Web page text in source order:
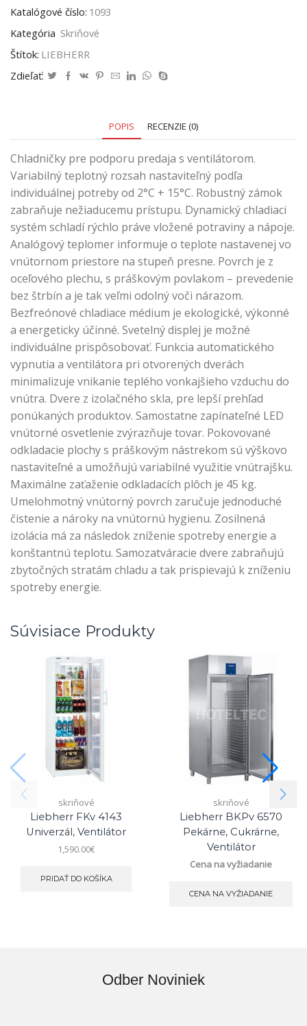
Katalógové číslo: 1093
Kategória Skriňové
Štítok: LIEBHERR
Zdieľať:
POPIS RECENZIE (0)
Chladničky pre podporu predaja s ventilátorom.
Variabilný teplotný rozsah nastaviteľný podľa
individuálnej potreby od 2°C + 15°C. Robustný zámok
zabraňuje nežiaducemu prístupu. Dynamický chladiaci
systém schladí rýchlo práve vložené potraviny a nápoje.
Analógový teplomer informuje o teplote nastavenej vo
vnútornom priestore na stupeň presne. Povrch je z
oceľového plechu, s práškovým povlakom – prevedenie
bez štrbín a je tak veľmi odolný voči nárazom.
Bezfreónové chladiace médium je ekologické, výkonné
a energeticky účinné. Svetelný displej je možné
individuálne prispôsobovať. Funkcia automatického
vypnutia a ventilátora pri otvorených dverách
minimalizuje vnikanie teplého vonkajšieho vzduchu do
vnútra. Dvere z izolačného skla, pre lepší prehľad
ponúkaných produktov. Samostatne zapínateľné LED
vnútorné osvetlenie zvýrazňuje tovar. Pokovované
odkladacie plochy s práškovým nástrekom sú výškovo
nastaviteľné a umožňujú variabilné využitie vnútrajšku.
Maximálne zaťaženie odkladacích plôch je 45 kg.
Umelohmotný vnútorný povrch zaručuje jednoduché
čistenie a nároky na vnútornú hygienu. Zosilnená
izolácia má za následok zníženie spotreby energie a
konštantnú teplotu. Samozatváracie dvere zabraňujú
zbytočných stratám chladu a tak prispievajú k zníženiu
spotreby energie.
Súvisiace Produkty
skriňové
Liebherr FKv 4143
Univerzál, Ventilátor
1,590.00€
PRIDAŤ DO KOŠÍKA
skriňové
Liebherr BKPv 6570
Pekárne, Cukrárne,
Ventilátor
Cena na vyžiadanie
CENA NA VYŽIADANIE
Odber Noviniek